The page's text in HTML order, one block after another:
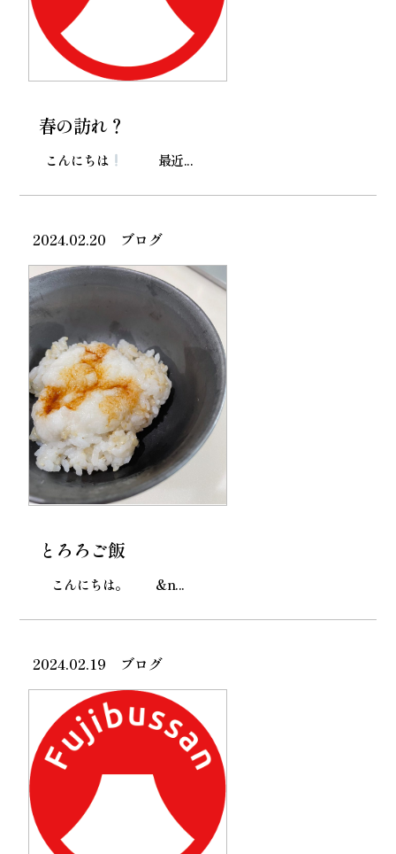
春の訪れ？
こんにちは 最近...
とろろご飯
こんにちは。 &n...
2024.02.20 ブログ
2024.02.19 ブログ